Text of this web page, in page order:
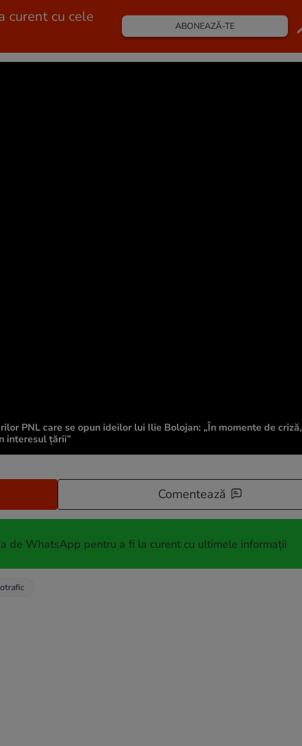
curent cu cele
ABONEAZĂ-TE
PNL care se opun ideilor lui Ilie Bolojan: „În momente de criză,
interesul țării”
Comentează
de WhatsApp pentru a fi la curent cu ultimele informații